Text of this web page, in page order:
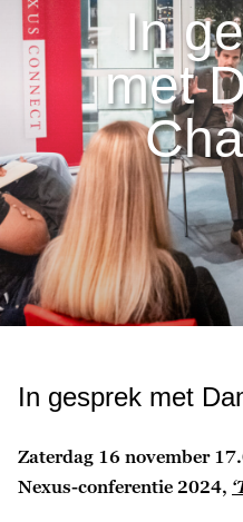
In
met
In gesprek met
Zaterdag 16 november
Nexus-conferentie 2024,